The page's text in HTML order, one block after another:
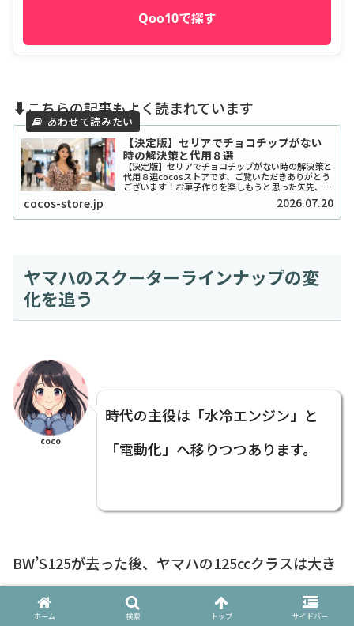
Qoo10で探す
⬇️こちらの記事もよく読まれています
【決定版】セリアでチョコチップがない
時の解決策と代用８選
【決定版】セリアでチョコチップがない時の解決策と
代用８選cocosストアです、ご覧いただきありがとう
ございます！お菓子作りを楽しもうと思った矢先、セ
リアでチョコチップが「ない！」と困ったことはあり
ませんか？実は私も、クッキーを焼こうとした日...
cocos-store.jp 2026.07.20
ヤマハのスクーターラインナップの変
化を追う
coco
時代の主役は「水冷エンジン」と
「電動化」へ移りつつあります。
BW’S125が去った後、ヤマハの125ccクラスは大き
な変革期を迎えました。
ホーム 検索 トップ サイドバー